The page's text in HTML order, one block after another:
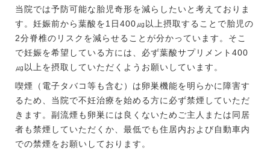
当院では予防可能な胎児奇形を減らしたいと考えておりま
す。妊娠前から葉酸を1日400㎍以上摂取することで胎児の
2分脊椎のリスクを減らせることが分かっています。そこ
で妊娠を希望している方には、必ず葉酸サプリメント400
㎍以上を摂取していただくようお願いしています。
喫煙（電子タバコ等も含む）は卵巣機能を明らかに障害す
るため、当院で不妊治療を始める方に必ず禁煙していただ
きます。副流煙も卵巣には良くないためご主人または同居
者も禁煙していただくか、最低でも住居内および自動車内
での禁煙をお願いしております。